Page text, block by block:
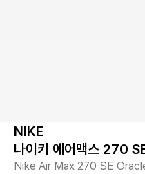
NIKE
나이키 에어맥스 270
Nike Air Max 270 SE